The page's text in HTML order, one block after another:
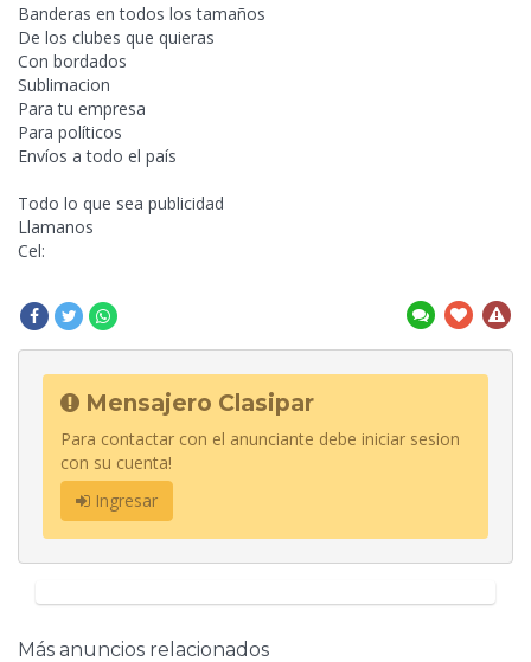
Banderas en todos los tamaños
De los clubes que quieras
Con bordados
Sublimacion
Para tu empresa
Para políticos
Envíos a todo el país
Todo lo que sea publicidad
Llamanos
Cel:
Mensajero Clasipar
Para contactar con el anunciante debe iniciar sesion
con su cuenta!
Ingresar
Más anuncios relacionados